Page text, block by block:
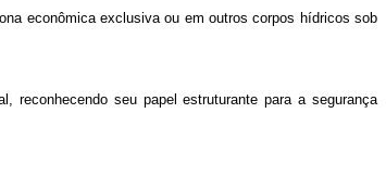
econômica exclusiva ou em outros corpos hídricos sob
reconhecendo seu papel estruturante para a segurança